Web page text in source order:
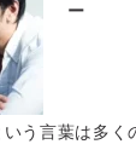
ー
う言葉は多く